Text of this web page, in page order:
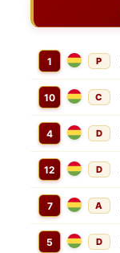
1 P
10 C
4 D
12 D
7 A
5 D